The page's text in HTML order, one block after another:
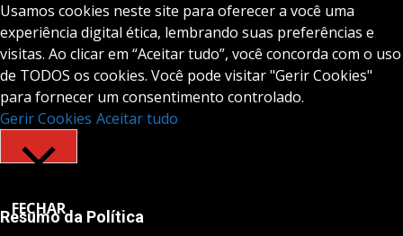
Usamos cookies neste site para oferecer a você uma
experiência digital ética, lembrando suas preferências e
visitas. Ao clicar em “Aceitar tudo”, você concorda com o uso
de TODOS os cookies. Você pode visitar "Gerir Cookies"
para fornecer um consentimento controlado.
Gerir Cookies Aceitar tudo
FECHAR
Resumo da Política